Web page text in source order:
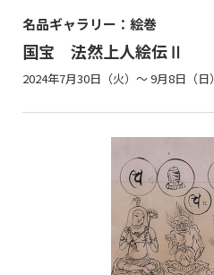
名品ギャラリー：絵巻
国宝 法然上人絵伝Ⅱ
2024年7月30日（火）～ 9月8日（日）